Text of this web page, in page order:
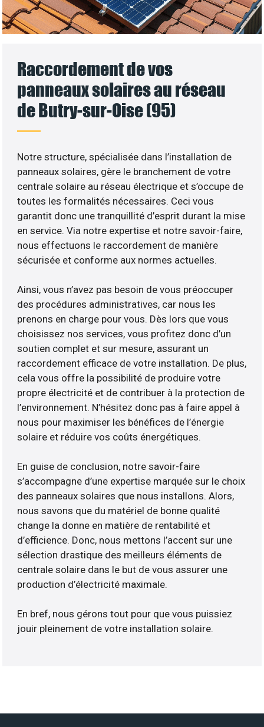
Raccordement de vos
panneaux solaires au réseau
de Butry-sur-Oise (95)
Notre structure, spécialisée dans l’installation de
panneaux solaires, gère le branchement de votre
centrale solaire au réseau électrique et s’occupe de
toutes les formalités nécessaires. Ceci vous
garantit donc une tranquillité d’esprit durant la mise
en service. Via notre expertise et notre savoir-faire,
nous effectuons le raccordement de manière
sécurisée et conforme aux normes actuelles.
Ainsi, vous n’avez pas besoin de vous préoccuper
des procédures administratives, car nous les
prenons en charge pour vous. Dès lors que vous
choisissez nos services, vous profitez donc d’un
soutien complet et sur mesure, assurant un
raccordement efficace de votre installation. De plus,
cela vous offre la possibilité de produire votre
propre électricité et de contribuer à la protection de
l’environnement. N’hésitez donc pas à faire appel à
nous pour maximiser les bénéfices de l’énergie
solaire et réduire vos coûts énergétiques.
En guise de conclusion, notre savoir-faire
s’accompagne d’une expertise marquée sur le choix
des panneaux solaires que nous installons. Alors,
nous savons que du matériel de bonne qualité
change la donne en matière de rentabilité et
d’efficience. Donc, nous mettons l’accent sur une
sélection drastique des meilleurs éléments de
centrale solaire dans le but de vous assurer une
production d’électricité maximale.
En bref, nous gérons tout pour que vous puissiez
jouir pleinement de votre installation solaire.